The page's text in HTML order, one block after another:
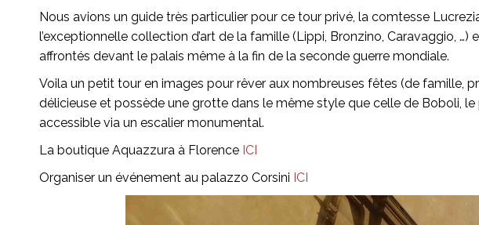
Nous avions un guide très particulier pour ce tour privé, la comtesse
l’exceptionnelle collection d’art de la famille (Lippi, Bronzino, Caravaggio,
affrontés devant le palais même à la fin de la seconde guerre mondiale.
Voila un petit tour en images pour rêver aux nombreuses fêtes (de famille,
délicieuse et possède une grotte dans le même style que celle de Boboli,
accessible via un escalier monumental.
La boutique Aquazzura à Florence ICI
Organiser un événement au palazzo Corsini ICI